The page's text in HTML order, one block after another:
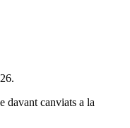
davant canviats a la